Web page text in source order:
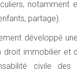
notamment
partage).
développé
droit immobilier et
civile des